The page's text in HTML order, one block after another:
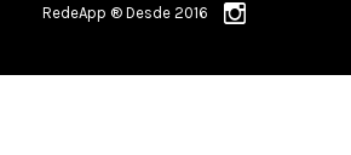
RedeApp ® Desde 2016